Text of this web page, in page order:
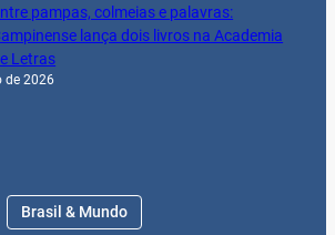
pampas, colmeias e palavras:
lança dois livros na Academia
Letras
de 2026
Brasil & Mundo